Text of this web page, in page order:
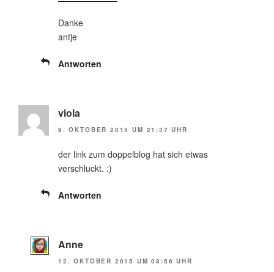
Danke
antje
Antworten
viola
9. OKTOBER 2015 UM 21:37 UHR
der link zum doppelblog hat sich etwas
verschluckt. :)
Antworten
Anne
12. OKTOBER 2015 UM 08:56 UHR